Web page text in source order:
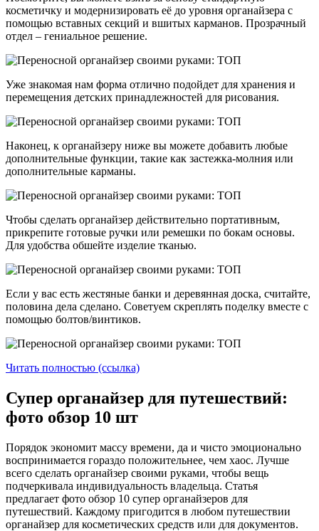
косметичку и модернизировать её до уровня органайзера с
помощью вставных секций и вшитых карманов. Прозрачный
отдел – гениальное решение.
Уже знакомая нам форма отлично подойдет для хранения и
перемещения детских принадлежностей для рисования.
Наконец, к органайзеру ниже вы можете добавить любые
дополнительные функции, такие как застежка-молния или
дополнительные карманы.
Чтобы сделать органайзер действительно портативным,
прикрепите готовые ручки или ремешки по бокам основы.
Для удобства обшейте изделие тканью.
Если у вас есть жестяные банки и деревянная доска, считайте,
половина дела сделано. Советуем скреплять поделку вместе с
помощью болтов/винтиков.
Читать полностью (ссылка)
Супер органайзер для путешествий:
фото обзор 10 шт
Порядок экономит массу времени, да и чисто эмоционально
воспринимается гораздо положительнее, чем хаос. Лучше
всего сделать органайзер своими руками, чтобы вещь
подчеркивала индивидуальность владельца. Статья
предлагает фото обзор 10 супер органайзеров для
путешествий. Каждому пригодится в любом путешествии
органайзер для косметических средств или для документов.